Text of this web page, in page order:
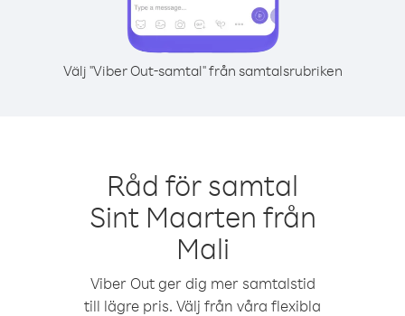
Välj "Viber Out-samtal" från samtalsrubriken
Råd för samtal
Sint Maarten från
Mali
Viber Out ger dig mer samtalstid
till lägre pris. Välj från våra flexibla